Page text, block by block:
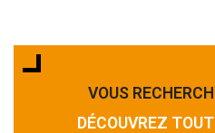
VOUS
DÉCOUVREZ